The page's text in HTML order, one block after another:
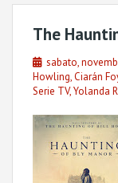
The
sabato,
Howling,Ciarán
Serie TV,Yolanda